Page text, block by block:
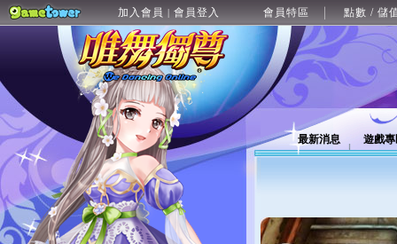
加入會員 | 會員登入 會員特區 點數 / 儲
最新消息 遊戲